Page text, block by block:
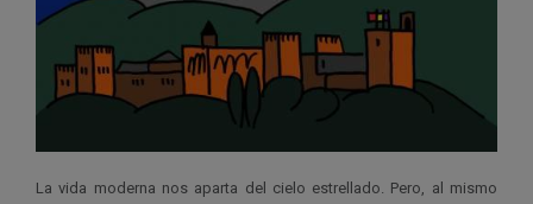
La vida moderna nos aparta del cielo estrellado. Pero, al mismo